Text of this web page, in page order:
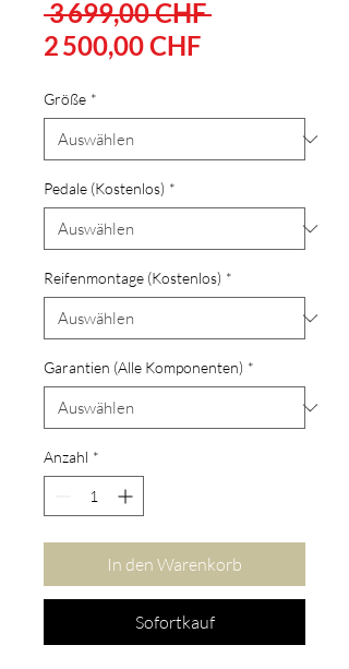
3 699,00 CHF
2 500,00 CHFSale-
Größe *
Pedale (Kostenlos) *
Reifenmontage (Kostenlos) *
Garantien (Alle Komponenten) *
Anzahl *
In den Warenkorb
Sofortkauf